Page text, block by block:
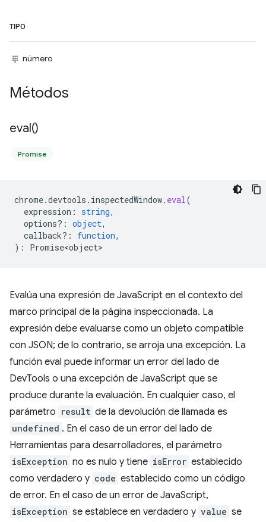
TIPO
número
Métodos
eval()
Promise
chrome.devtools . inspectedWindow. eval(
expression : string,
options? : object,
callback? : function,
) : Promise<object>
Evalúa una expresión de JavaScript en el contexto del
marco principal de la página inspeccionada. La
expresión debe evaluarse como un objeto compatible
con JSON; de lo contrario, se arroja una excepción. La
función eval puede informar un error del lado de
DevTools o una excepción de JavaScript que se
produce durante la evaluación. En cualquier caso, el
parámetro result de la devolución de llamada es
undefined . En el caso de un error del lado de
Herramientas para desarrolladores, el parámetro
isException no es nulo y tiene isError establecido
como verdadero y code establecido como un código
de error. En el caso de un error de JavaScript,
isException se establece en verdadero y value se